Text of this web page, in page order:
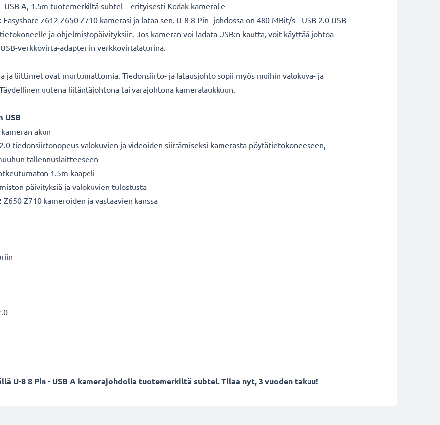
USB A, 1.5m tuotemerkiltä subtel – erityisesti Kodak kameralle
Z612 Z650 Z710 kamerasi ja lataa sen. U-8 8 Pin -johdossa on 480 MBit/s - USB 2.0 USB -
ja ohjelmistopäivityksiin. Jos kameran voi ladata USB:n kautta, voit käyttää johtoa
verkkovirta-adapteriin verkkovirtalaturina.
ja liittimet ovat murtumattomia. Tiedonsiirto- ja latausjohto sopii myös muihin valokuva- ja
uutena liitäntäjohtona tai varajohtona kameralaukkuun.
USB
akun
tiedonsiirtonopeus valokuvien ja videoiden siirtämiseksi kamerasta pöytätietokoneeseen,
tallennuslaitteeseen
1.5m kaapeli
päivityksiä ja valokuvien tulostusta
Z710 kameroiden ja vastaavien kanssa
U-8 8 Pin - USB A kamerajohdolla tuotemerkiltä subtel. Tilaa nyt, 3 vuoden takuu!